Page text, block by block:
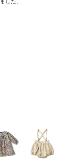
した。